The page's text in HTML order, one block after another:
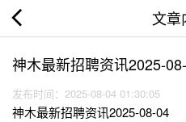
文章
神木最新招聘资讯2025-
发布时间：2025-08-04 01:30:05
神木最新招聘资讯2025-08-04